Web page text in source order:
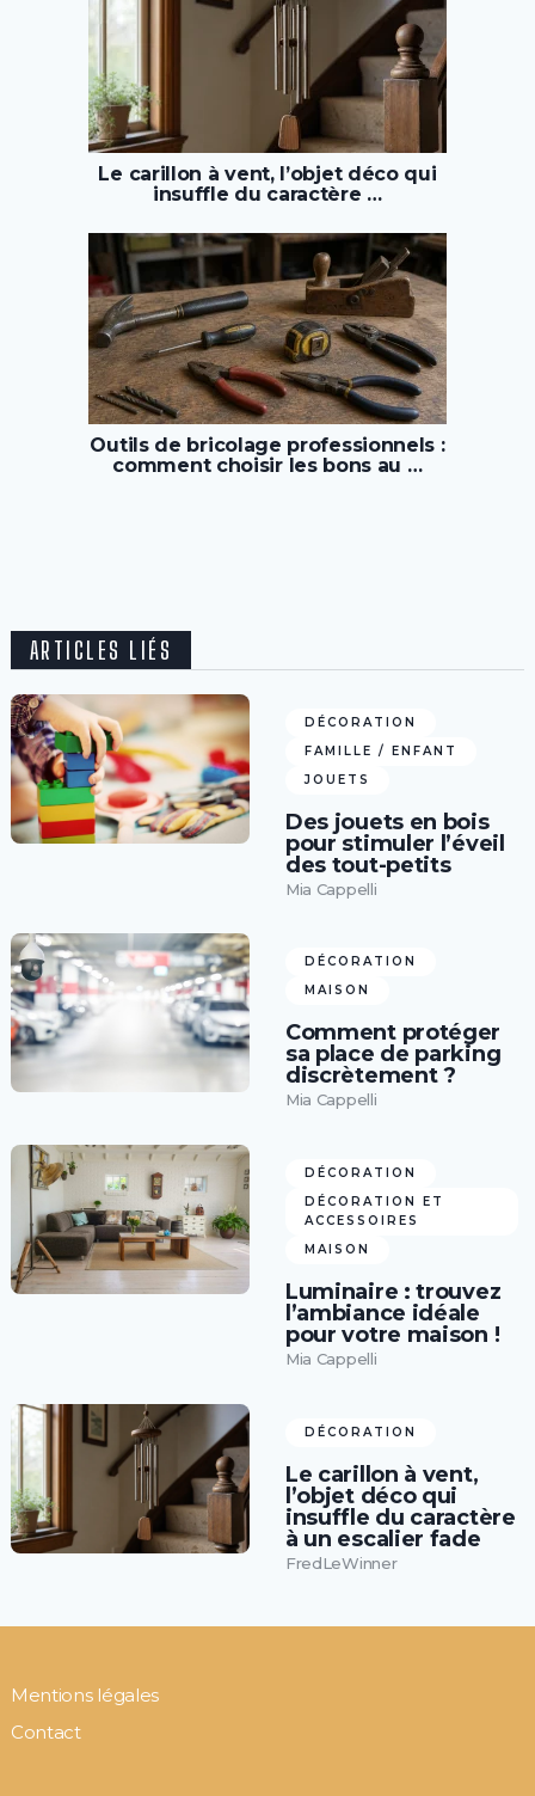
Le carillon à vent, l’objet déco qui
insuffle du caractère …
Outils de bricolage professionnels :
comment choisir les bons au …
ARTICLES LIÉS
DÉCORATION
FAMILLE / ENFANT
JOUETS
Des jouets en bois
pour stimuler l’éveil
des tout-petits
Mia Cappelli
DÉCORATION
MAISON
Comment protéger
sa place de parking
discrètement ?
Mia Cappelli
DÉCORATION
DÉCORATION ET
ACCESSOIRES
MAISON
Luminaire : trouvez
l’ambiance idéale
pour votre maison !
Mia Cappelli
DÉCORATION
Le carillon à vent,
l’objet déco qui
insuffle du caractère
à un escalier fade
FredLeWinner
Mentions légales
Contact